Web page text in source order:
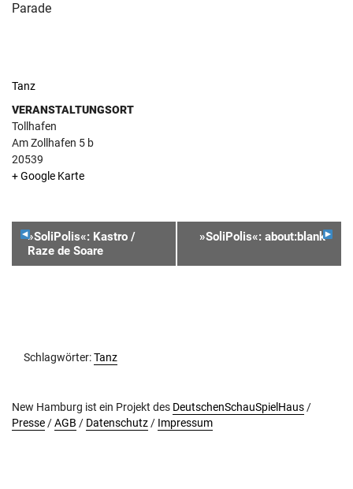
Parade
Tanz
VERANSTALTUNGSORT
Tollhafen
Am Zollhafen 5 b
20539
+ Google Karte
VERANSTALTUNGSNAVIGATION
»SoliPolis«: Kastro /
Raze de Soare
»SoliPolis«: about:blank
Schlagwörter:Tanz
New Hamburg ist ein Projekt des DeutschenSchauSpielHaus/
Presse/AGB / Datenschutz/ Impressum